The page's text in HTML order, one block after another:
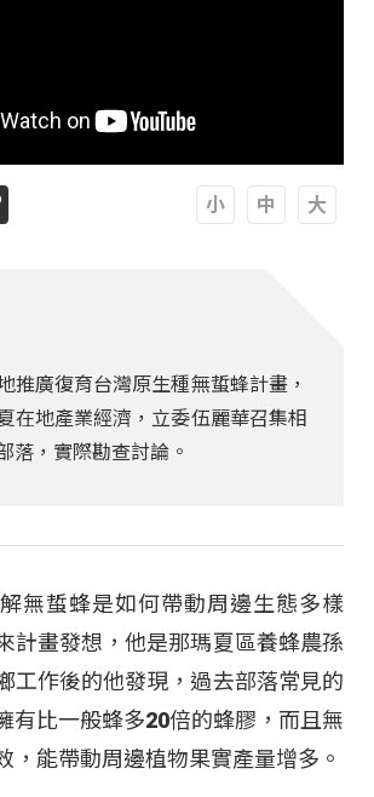
推廣復育台灣原生種無蜇蜂計畫，
在地產業經濟，立委伍麗華召集相
落，實際勘查討論。
無蜇蜂是如何帶動周邊生態多樣
計畫發想，他是那瑪夏區養蜂農孫
工作後的他發現，過去部落常見的
有比一般蜂多20倍的蜂膠，而且無
，能帶動周邊植物果實產量增多。